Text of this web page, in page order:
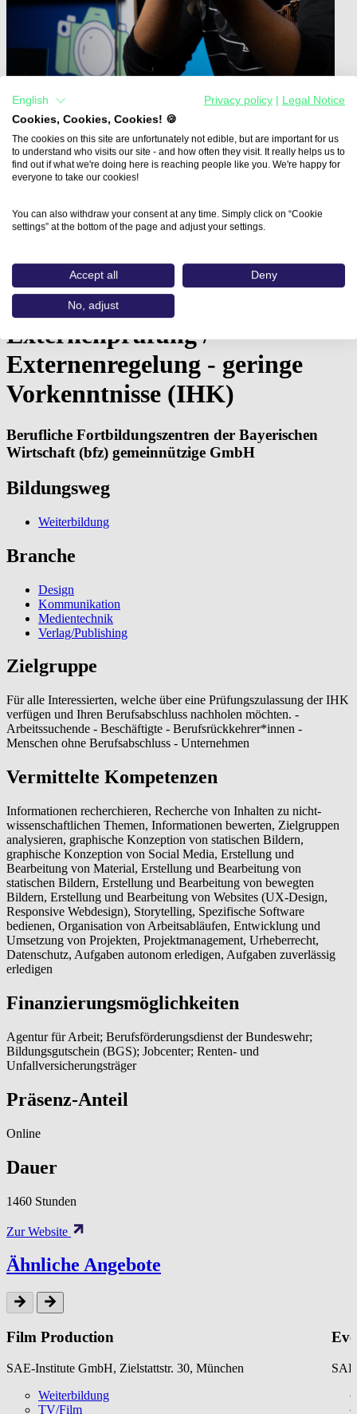
Home
Mediengestalter:in - Digital und…
und Print - FR Digitalmedien -
Vorbereitung auf
Externenprüfung /
Externenregelung - geringe
Vorkenntnisse (IHK)
Berufliche Fortbildungszentren der Bayerischen
Wirtschaft (bfz) gemeinnützige GmbH
Bildungsweg
Weiterbildung
Branche
Design
Kommunikation
Medientechnik
Verlag/Publishing
Zielgruppe
Für alle Interessierten, welche über eine Prüfungszulassung der IHK
verfügen und Ihren Berufsabschluss nachholen möchten. -
Arbeitssuchende - Beschäftigte - Berufsrückkehrer*innen -
Menschen ohne Berufsabschluss - Unternehmen
Vermittelte Kompetenzen
Informationen recherchieren, Recherche von Inhalten zu nicht-
wissenschaftlichen Themen, Informationen bewerten, Zielgruppen
analysieren, graphische Konzeption von statischen Bildern,
graphische Konzeption von Social Media, Erstellung und
Bearbeitung von Material, Erstellung und Bearbeitung von
statischen Bildern, Erstellung und Bearbeitung von bewegten
Bildern, Erstellung und Bearbeitung von Websites (UX-Design,
Responsive Webdesign), Storytelling, Spezifische Software
bedienen, Organisation von Arbeitsabläufen, Entwicklung und
Umsetzung von Projekten, Projektmanagement, Urheberrecht,
Datenschutz, Aufgaben autonom erledigen, Aufgaben zuverlässig
erledigen
Finanzierungsmöglichkeiten
Agentur für Arbeit; Berufsförderungsdienst der Bundeswehr;
Bildungsgutschein (BGS); Jobcenter; Renten- und
Unfallversicherungsträger
Präsenz-Anteil
Online
Dauer
1460 Stunden
Zur Website
Ähnliche Angebote
Film Production
SAE-Institute GmbH, Zielstattstr. 30, München
Weiterbildung
TV/Film
English Privacy policy
Legal Notice
Cookies, Cookies, Cookies! 🍪
The cookies on this site are unfortunately not edible, but are important for us
to understand who visits our site - and how often they visit. It really helps us to
find out if what we're doing here is reaching people like you. We're happy for
everyone to take our cookies!
You can also withdraw your consent at any time. Simply click on “Cookie
settings” at the bottom of the page and adjust your settings.
Accept all Deny
No, adjust